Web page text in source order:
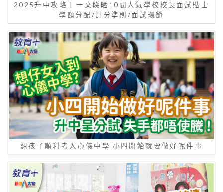
2025升中攻略 | 一文睇晒10間人氣學校校長面試貼士
學額分配/計分準則/面試環節
想孩子順利考入心儀中學 小四開始就要做好呢件事